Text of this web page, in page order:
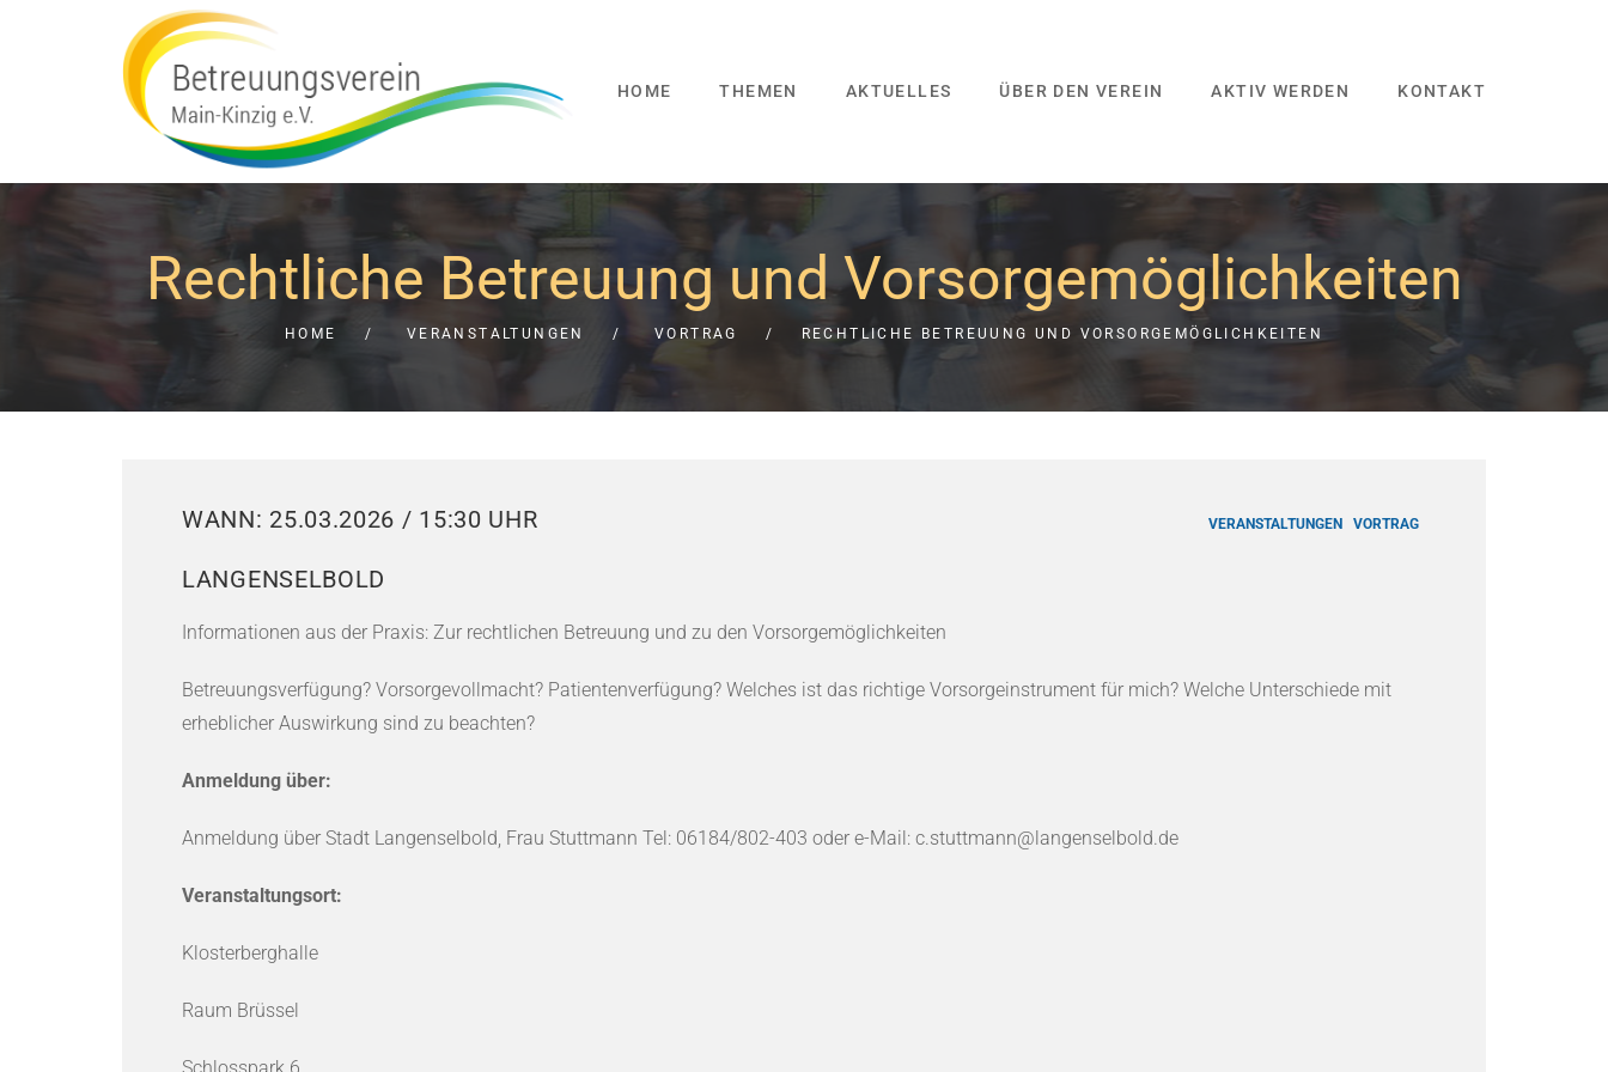
HOME THEMEN AKTUELLES ÜBER DEN VEREIN AKTIV WERDEN KONTAKT
Rechtliche Betreuung und Vorsorgemöglichkeiten
HOME VERANSTALTUNGEN VORTRAG RECHTLICHE BETREUUNG UND VORSORGEMÖGLICHKEITEN
WANN: 25.03.2026 / 15:30 UHR
LANGENSELBOLD
VERANSTALTUNGEN VORTRAG
Informationen aus der Praxis: Zur rechtlichen Betreuung und zu den Vorsorgemöglichkeiten
Betreuungsverfügung? Vorsorgevollmacht? Patientenverfügung? Welches ist das richtige Vorsorgeinstrument für mich? Welche Unterschiede mit
erheblicher Auswirkung sind zu beachten?
Anmeldung über:
Anmeldung über Stadt Langenselbold, Frau Stuttmann Tel: 06184/802-403 oder e-Mail: c.stuttmann@langenselbold.de
Veranstaltungsort:
Klosterberghalle
Raum Brüssel